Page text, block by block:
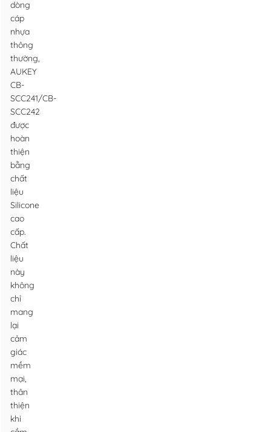
dòng
cáp
nhựa
thông
thường,
AUKEY
CB-
SCC241/CB-
SCC242
được
hoàn
thiện
bằng
chất
liệu
Silicone
cao
cấp.
Chất
liệu
này
không
chỉ
mang
lại
cảm
giác
mềm
mại,
thân
thiện
khi